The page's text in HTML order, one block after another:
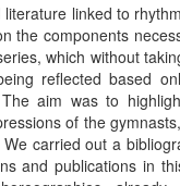
linked to
the components
which without
reflected based
aim was to
of the
carried out a
and publications in